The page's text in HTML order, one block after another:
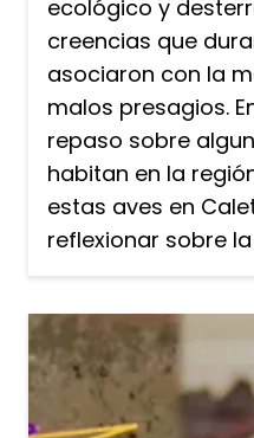
ecológico y
creencias que
asociaron con la
malos presagios.
repaso sobre
habitan en la
estas aves en
reflexionar sobre